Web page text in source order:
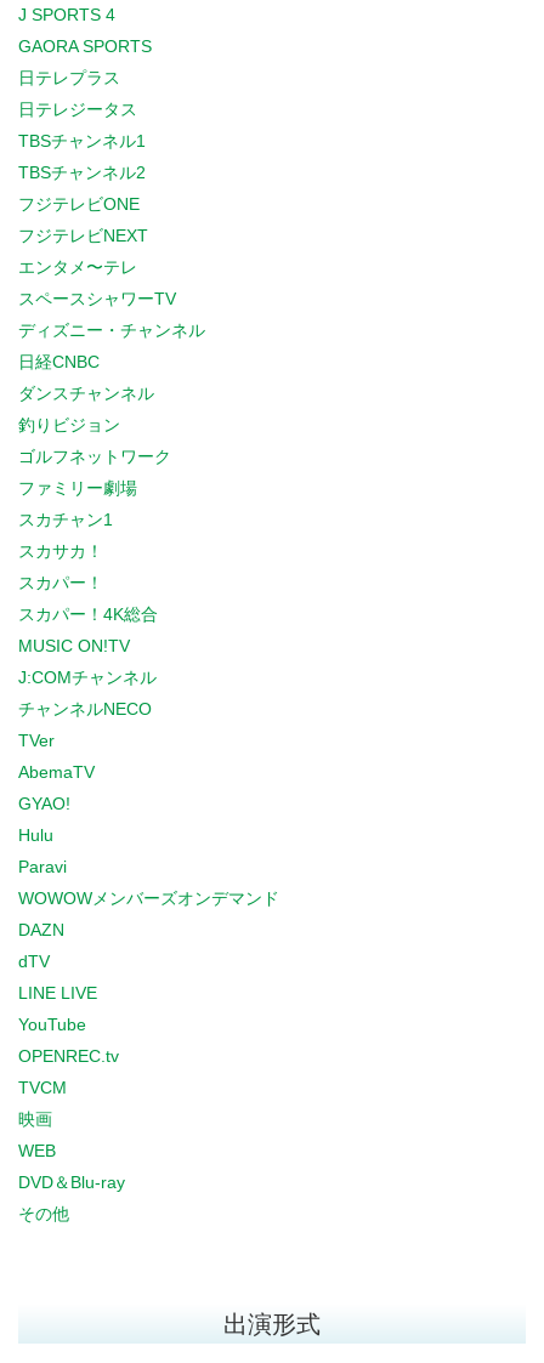
J SPORTS 4
GAORA SPORTS
日テレプラス
日テレジータス
TBSチャンネル1
TBSチャンネル2
フジテレビONE
フジテレビNEXT
エンタメ〜テレ
スペースシャワーTV
ディズニー・チャンネル
日経CNBC
ダンスチャンネル
釣りビジョン
ゴルフネットワーク
ファミリー劇場
スカチャン1
スカサカ！
スカパー！
スカパー！4K総合
MUSIC ON!TV
J:COMチャンネル
チャンネルNECO
TVer
AbemaTV
GYAO!
Hulu
Paravi
WOWOWメンバーズオンデマンド
DAZN
dTV
LINE LIVE
YouTube
OPENREC.tv
TVCM
映画
WEB
DVD＆Blu-ray
その他
出演形式